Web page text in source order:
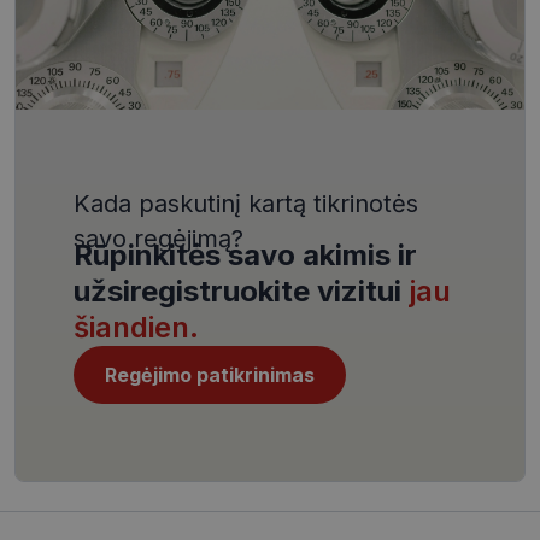
Kada paskutinį kartą tikrinotės
savo regėjimą?
Rūpinkitės savo akimis ir
užsiregistruokite vizitui jau
šiandien.
Regėjimo patikrinimas
.youtube.com
5 mėnesiai
4 savaitės
CookieScriptConsent
CookieScript
www.visionexpress.lt